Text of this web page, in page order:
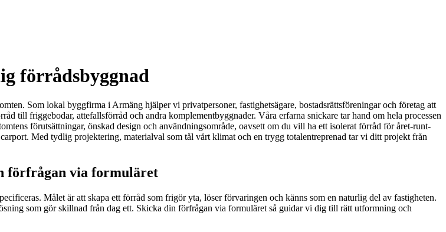
förrådsbyggnad
Som lokal byggfirma i Armäng hjälper vi privatpersoner, fastighetsägare, bostadsrättsföreningar och företag att
till friggebodar, attefallsförråd och andra komplementbyggnader. Våra erfarna snickare tar hand om hela processen
förutsättningar, önskad design och användningsområde, oavsett om du vill ha ett isolerat förråd för året-runt-
Med tydlig projektering, materialval som tål vårt klimat och en trygg totalentreprenad tar vi ditt projekt från
förfrågan via formuläret
Målet är att skapa ett förråd som frigör yta, löser förvaringen och känns som en naturlig del av fastigheten.
som gör skillnad från dag ett. Skicka din förfrågan via formuläret så guidar vi dig till rätt utformning och